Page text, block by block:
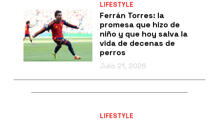
LIFESTYLE
Ferrán Torres: la
promesa que hizo de
niño y que hoy salva la
vida de decenas de
perros
Julio 21, 2026
LIFESTYLE